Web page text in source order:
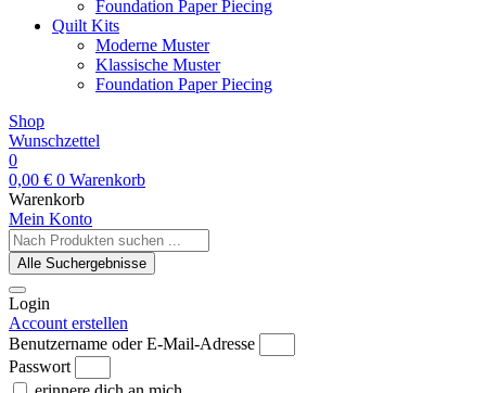
Foundation Paper Piecing
Quilt Kits
Moderne Muster
Klassische Muster
Foundation Paper Piecing
Shop
Wunschzettel
0
0,00 € 0 Warenkorb
Warenkorb
Mein Konto
Search
...Alle Suchergebnisse
Login
Account erstellen
Benutzername oder E-Mail-Adresse
Passwort